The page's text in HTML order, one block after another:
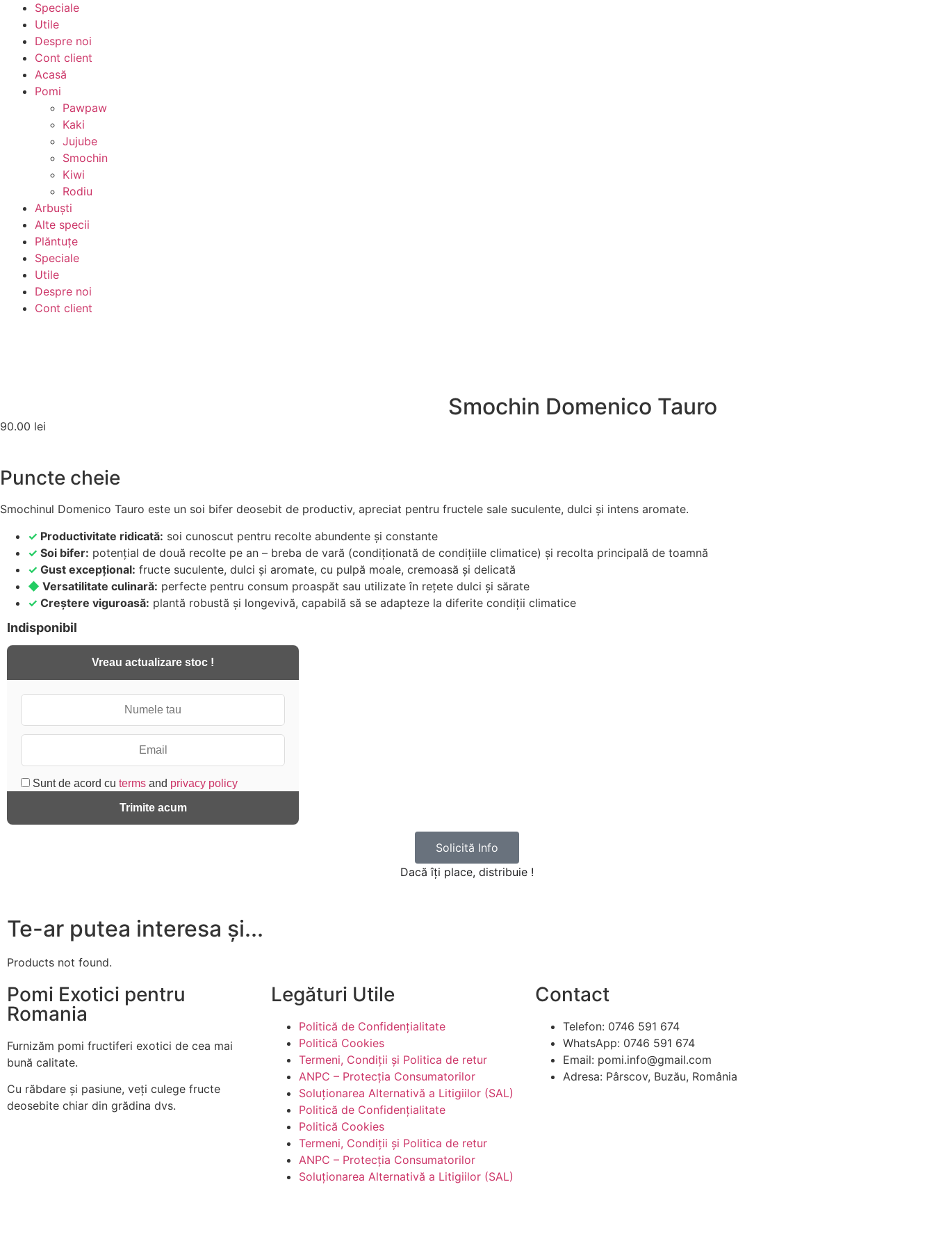
Speciale
Utile
Despre noi
Cont client
Acasă
Pomi
Pawpaw
Kaki
Jujube
Smochin
Kiwi
Rodiu
Arbuști
Alte specii
Plăntuțe
Speciale
Utile
Despre noi
Cont client
Smochin Domenico Tauro
90.00 lei
Puncte cheie
Smochinul Domenico Tauro este un soi bifer deosebit de productiv, apreciat pentru fructele sale suculente, dulci și intens aromate.
✓ Productivitate ridicată: soi cunoscut pentru recolte abundente și constante
✓ Soi bifer: potențial de două recolte pe an – breba de vară (condiționată de condițiile climatice) și recolta principală de toamnă
✓ Gust excepțional: fructe suculente, dulci și aromate, cu pulpă moale, cremoasă și delicată
◆ Versatilitate culinară: perfecte pentru consum proaspăt sau utilizate în rețete dulci și sărate
✓ Creștere viguroasă: plantă robustă și longevivă, capabilă să se adapteze la diferite condiții climatice
Indisponibil
Vreau actualizare stoc !
Sunt de acord cu terms and privacy policy
Trimite acum
Solicită Info
Dacă îți place, distribuie !
Te-ar putea interesa și...
Products not found.
Pomi Exotici pentru
Romania
Furnizăm pomi fructiferi exotici de cea mai
bună calitate.
Cu răbdare și pasiune, veți culege fructe
deosebite chiar din grădina dvs.
Legături Utile
Politică de Confidențialitate
Politică Cookies
Termeni, Condiții și Politica de retur
ANPC – Protecția Consumatorilor
Soluționarea Alternativă a Litigiilor (SAL)
Politică de Confidențialitate
Politică Cookies
Termeni, Condiții și Politica de retur
ANPC – Protecția Consumatorilor
Soluționarea Alternativă a Litigiilor (SAL)
Contact
Telefon: 0746 591 674
WhatsApp: 0746 591 674
Email: pomi.info@gmail.com
Adresa: Pârscov, Buzău, România